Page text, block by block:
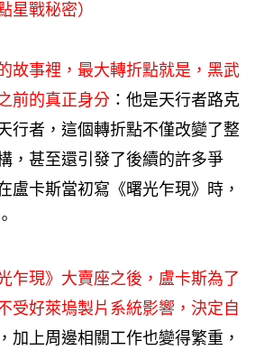
星戰秘密）
故事裡，最大轉折點就是，黑武
前的真正身分 ：他是天行者路克
行者，這個轉折點不僅改變了整
，甚至還引發了後續的許多爭
盧卡斯當初寫《曙光乍現》時，
乍現》大賣座之後，盧卡斯為了
受好萊塢製片系統影響，決定自
，加上周邊相關工作也變得繁重，